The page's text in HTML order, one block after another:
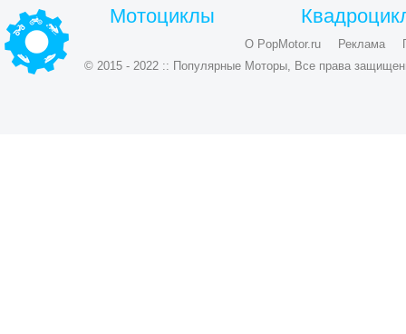
Мотоциклы
О PopMotor.ru Реклама
© 2015 - 2022 :: Популярные Моторы, Все права